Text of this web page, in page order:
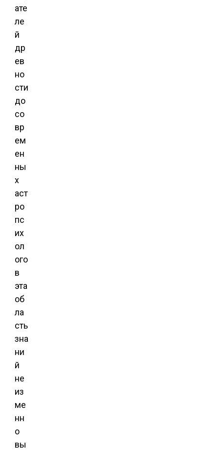
ате
ле
й
др
ев
но
сти
до
со
вр
ем
ен
ны
х
аст
ро
пс
их
ол
ого
в
эта
об
ла
сть
зна
ни
й
не
из
ме
нн
о
вы